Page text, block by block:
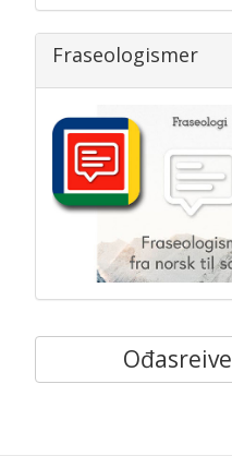
Fraseologismer
Ođasreive